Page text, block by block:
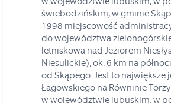
świebodzińskim, w gminie
1998 miejscowość
dowojewództwa
letniskowa nad Jeziorem
Niesulickie), ok. 6 km na
od Skąpego. Jest to największe
Łagowskiego na Równinie
w województwie lubuskim, w